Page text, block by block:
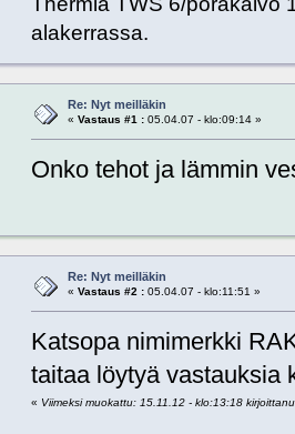
alakerrassa.
Re: Nyt meilläkin
« Vastaus #1 :05.04.07 - klo:09:14 »
Onko tehot ja lämmin
Re: Nyt meilläkin
« Vastaus #2 :05.04.07 - klo:11:51 »
Katsopa nimimerkki
taitaa löytyä vastauksia
« Viimeksi muokattu: 15.11.12 - klo:13:18